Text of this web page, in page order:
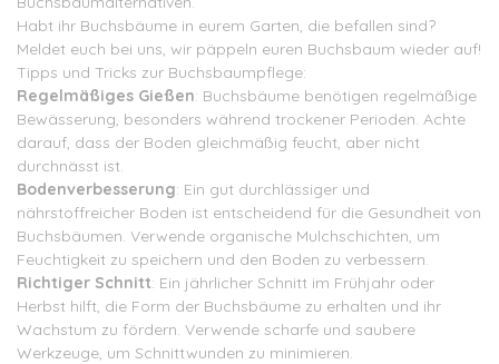
Habt ihr Buchsbäume in eurem Garten, die befallen sind?
Meldet euch bei uns, wir päppeln euren Buchsbaum wieder auf!
Tipps und Tricks zur Buchsbaumpflege:
Regelmäßiges Gießen: Buchsbäume benötigen regelmäßige
Bewässerung, besonders während trockener Perioden. Achte
darauf, dass der Boden gleichmäßig feucht, aber nicht
durchnässt ist.
Bodenverbesserung: Ein gut durchlässiger und
nährstoffreicher Boden ist entscheidend für die Gesundheit von
Buchsbäumen. Verwende organische Mulchschichten, um
Feuchtigkeit zu speichern und den Boden zu verbessern.
Richtiger Schnitt: Ein jährlicher Schnitt im Frühjahr oder
Herbst hilft, die Form der Buchsbäume zu erhalten und ihr
Wachstum zu fördern. Verwende scharfe und saubere
Werkzeuge, um Schnittwunden zu minimieren.